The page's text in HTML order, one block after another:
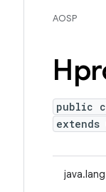
AOSP
public
extends